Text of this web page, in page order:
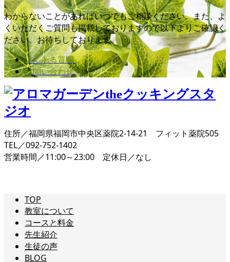
わからないことがあればいつでもご相談ください。また、よ
くいただくご質問も掲載しておりますので以下よりご確認く
ださい。お待ちしております。
よくある質問
お問い合わせ
住所／福岡県福岡市中央区薬院2-14-21 フィット薬院505
TEL／092-752-1402
営業時間／11:00～23:00 定休日／なし
TOP
教室について
コースと料金
先生紹介
生徒の声
BLOG